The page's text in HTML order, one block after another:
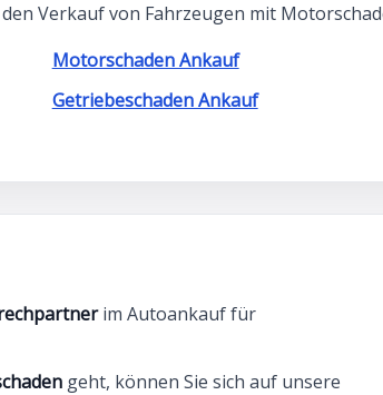
Verkauf von Fahrzeugen mit
Motorschaden Ankauf
Getriebeschaden Ankauf
im Autoankauf für
geht, können Sie sich auf unsere